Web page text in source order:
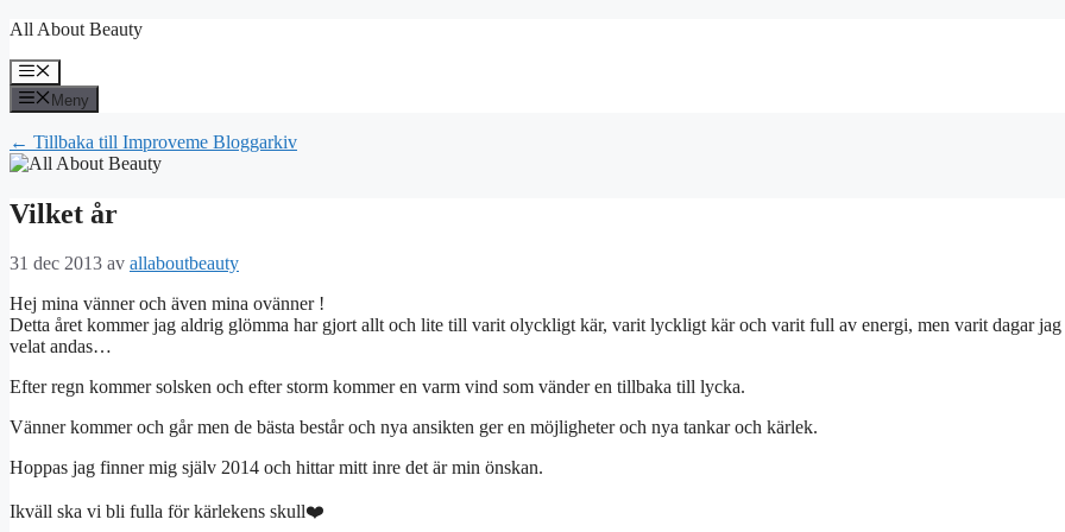
Hoppa
innehåll
All About Beauty
Meny
Meny
← Tillbaka till Improveme Bloggarkiv
Vilket år
31 dec 2013 av allaboutbeauty
Hej mina vänner och även mina ovänner !
Detta året kommer jag aldrig glömma har gjort allt och lite till varit olyckligt kär, varit lyckligt kär och varit full av energi, men varit dagar jag
velat andas…
Efter regn kommer solsken och efter storm kommer en varm vind som vänder en tillbaka till lycka.
Vänner kommer och går men de bästa består och nya ansikten ger en möjligheter och nya tankar och kärlek.
Hoppas jag finner mig själv 2014 och hittar mitt inre det är min önskan.
Ikväll ska vi bli fulla för kärlekens skull❤️